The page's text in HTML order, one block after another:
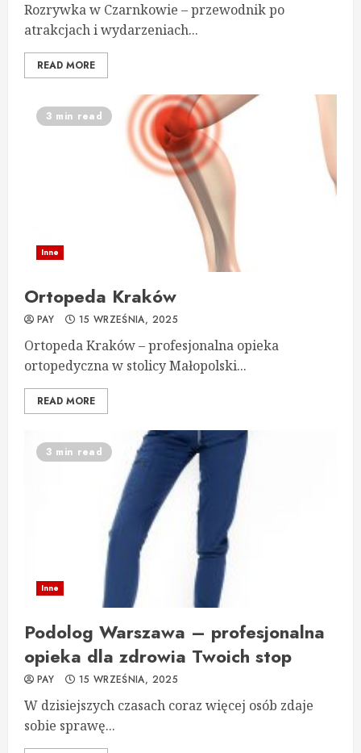
Rozrywka w Czarnkowie – przewodnik po
atrakcjach i wydarzeniach...
READ MORE
3 min read
Inne
Ortopeda Kraków
PAY 15 WRZEŚNIA, 2025
Ortopeda Kraków – profesjonalna opieka
ortopedyczna w stolicy Małopolski...
READ MORE
3 min read
Inne
Podolog Warszawa – profesjonalna
opieka dla zdrowia Twoich stop
PAY 15 WRZEŚNIA, 2025
W dzisiejszych czasach coraz więcej osób zdaje
sobie sprawę...